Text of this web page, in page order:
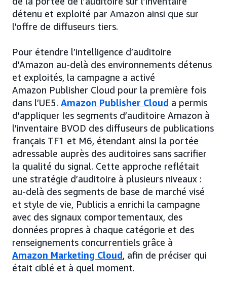
détenu et exploité par Amazon ainsi que sur
l’offre de diffuseurs tiers.
Pour étendre l’intelligence d’auditoire
d’Amazon au-delà des environnements détenus
et exploités, la campagne a activé
Amazon Publisher Cloud pour la première fois
dans l’UE5. Amazon Publisher Cloud a permis
d’appliquer les segments d’auditoire Amazon à
l’inventaire BVOD des diffuseurs de publications
français TF1 et M6, étendant ainsi la portée
adressable auprès des auditoires sans sacrifier
la qualité du signal. Cette approche reflétait
une stratégie d’auditoire à plusieurs niveaux :
au-delà des segments de base de marché visé
et style de vie, Publicis a enrichi la campagne
avec des signaux comportementaux, des
données propres à chaque catégorie et des
renseignements concurrentiels grâce à
Amazon Marketing Cloud, afin de préciser qui
était ciblé et à quel moment.